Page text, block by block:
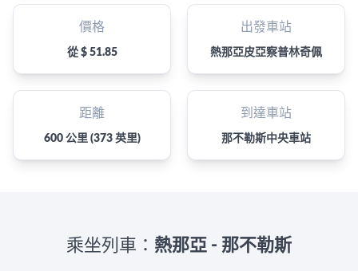
價格
從 $ 51.85
距離
600 公里 (373 英里)
出發車站
熱那亞皮亞察普林奇佩
到達車站
那不勒斯中央車站
乘坐列車： 熱那亞 - 那不勒斯